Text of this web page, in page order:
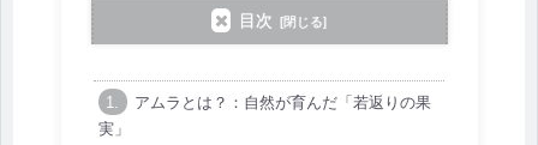
目次
アムラとは？：自然が育んだ「若返りの果
実」